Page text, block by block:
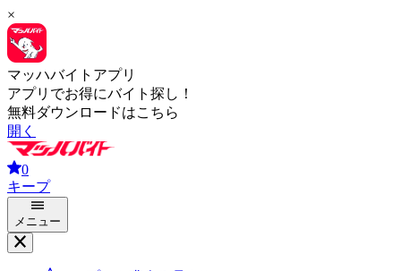
×
マッハバイトアプリ
アプリでお得にバイト探し！
無料ダウンロードはこちら
開く
0
キープ
メニュー